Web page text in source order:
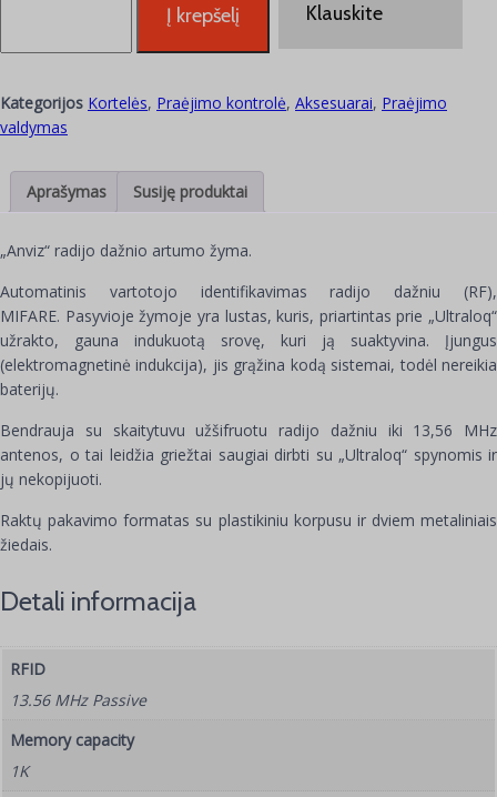
Į krepšelį Klauskite
Kategorijos Kortelės, Praėjimo kontrolė, Aksesuarai, Praėjimo
valdymas
Aprašymas Susiję produktai
„Anviz“ radijo dažnio artumo žyma.
Automatinis vartotojo identifikavimas radijo dažniu (RF),
MIFARE. Pasyvioje žymoje yra lustas, kuris, priartintas prie „Ultraloq“
užrakto, gauna indukuotą srovę, kuri ją suaktyvina. Įjungus
(elektromagnetinė indukcija), jis grąžina kodą sistemai, todėl nereikia
baterijų.
Bendrauja su skaitytuvu užšifruotu radijo dažniu iki 13,56 MHz
antenos, o tai leidžia griežtai saugiai dirbti su „Ultraloq“ spynomis ir
jų nekopijuoti.
Raktų pakavimo formatas su plastikiniu korpusu ir dviem metaliniais
žiedais.
Detali informacija
RFID
13.56 MHz Passive
Memory capacity
1K